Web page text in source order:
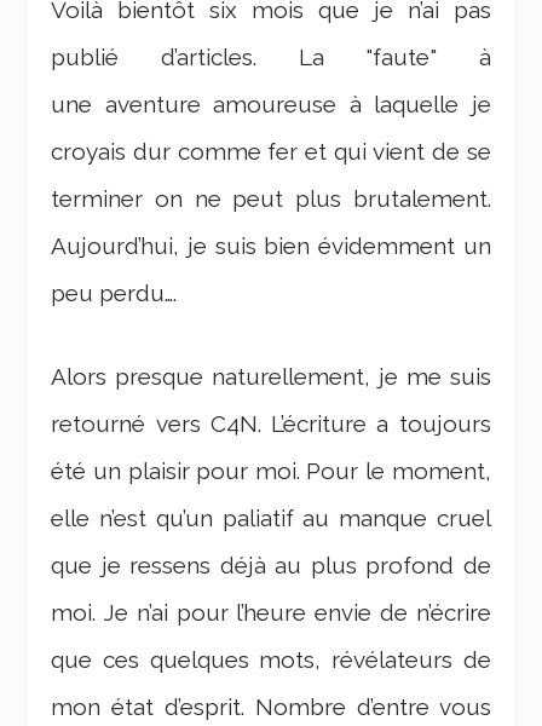
Voilà bientôt six mois que je n’ai pas
publié d’articles. La "faute" à
une aventure amoureuse à laquelle je
croyais dur comme fer et qui vient de se
terminer on ne peut plus brutalement.
Aujourd’hui, je suis bien évidemment un
peu perdu….
Alors presque naturellement, je me suis
retourné vers C4N. L’écriture a toujours
été un plaisir pour moi. Pour le moment,
elle n’est qu’un paliatif au manque cruel
que je ressens déjà au plus profond de
moi. Je n’ai pour l’heure envie de n’écrire
que ces quelques mots, révélateurs de
mon état d’esprit. Nombre d’entre vous